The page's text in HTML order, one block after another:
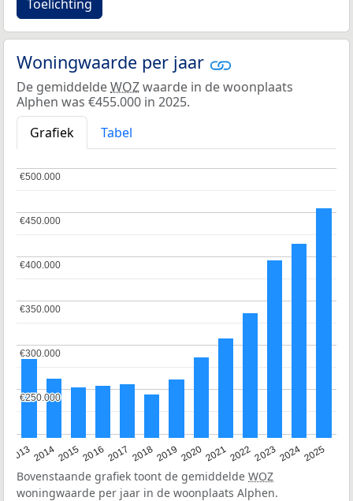
Toelichting
Woningwaarde per jaar
De gemiddeldeWOZwaarde in de woonplaats
Alphen was €455.000 in 2025.
Grafiek
Tabel
20132014201520162017 20182019 202020212022202320242025
€250.000
€250.000
€300.000
€300.000
€350.000
€350.000
€400.000
€400.000
€450.000
€450.000
€500.000
€500.000
Bovenstaande grafiek toont de gemiddelde WOZ
woningwaarde per jaar in de woonplaats Alphen.